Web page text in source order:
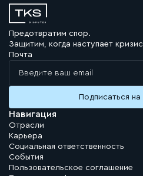
Предотвратим спор.
Защитим, когда наступает кризис
Почта
Навигация
Отрасли
Карьера
Социальная ответственность
События
Пользовательское соглашение